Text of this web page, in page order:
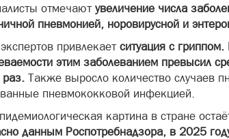
отмечаютувеличение числа
пневмонией, норовирусной и
привлекает ситуация с
этим заболеванием превысил
раз. Также выросло количество случаев
пневмококковой инфекцией.
картина в стране
данным Роспотребнадзора, в 2025